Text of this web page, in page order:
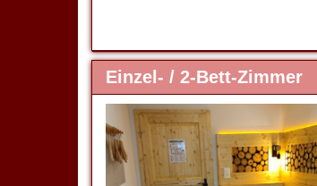
Einzel- / 2-Bett-Zimmer
Previous